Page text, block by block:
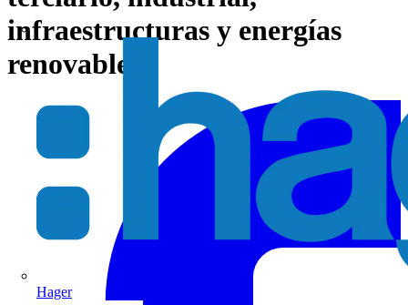
Hager
infraestructuras y energías
renovables: